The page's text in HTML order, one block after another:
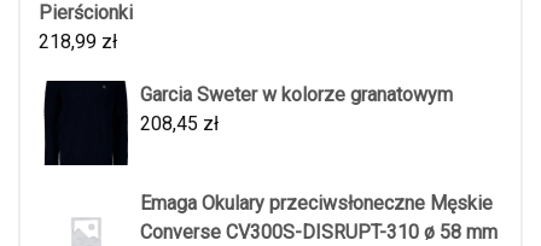
Pierścionki
218,99 zł
Garcia Sweter w kolorze granatowym
208,45 zł
Emaga Okulary przeciwsłoneczne Męskie
Converse CV300S-DISRUPT-310 ø 58 mm